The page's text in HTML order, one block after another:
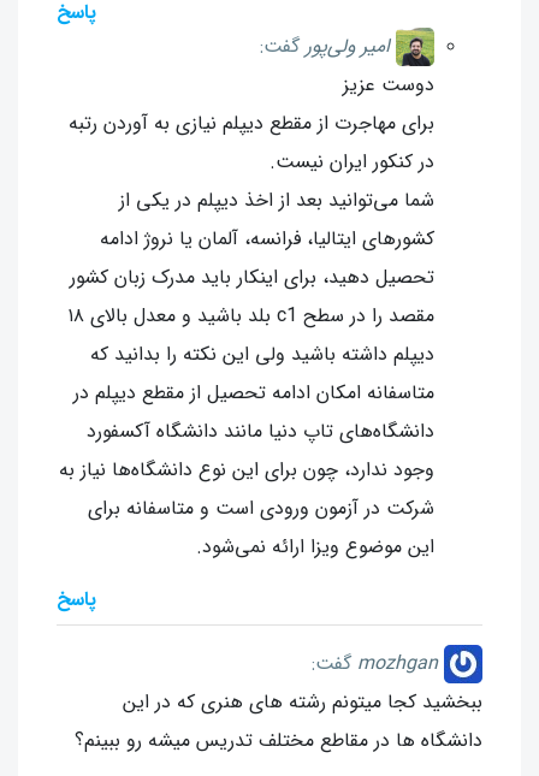
پاسخ
امیر ولی‌پور گفت:
دوست عزیز
برای مهاجرت از مقطع دیپلم نیازی به آوردن رتبه
در کنکور ایران نیست.
شما می‌توانید بعد از اخذ دیپلم در یکی از
کشورهای ایتالیا، فرانسه، آلمان یا نروژ ادامه
تحصیل دهید، برای اینکار باید مدرک زبان کشور
مقصد را در سطح c1 بلد باشید و معدل بالای ۱۸
دیپلم داشته باشید ولی این نکته را بدانید که
متاسفانه امکان ادامه تحصیل از مقطع دیپلم در
دانشگاه‌های تاپ دنیا مانند دانشگاه آکسفورد
وجود ندارد، چون برای این نوع دانشگاه‌ها نیاز به
شرکت در آزمون ورودی است و متاسفانه برای
این موضوع ویزا ارائه نمی‌شود.
پاسخ
mozhgan گفت:
ببخشید کجا میتونم رشته های هنری که در این
دانشگاه ها در مقاطع مختلف تدریس میشه رو ببینم؟